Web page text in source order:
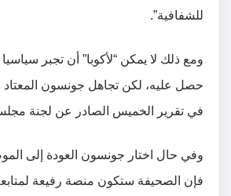
للشفافية”.
ومع ذلك لا يمكن “لأكوبا” أن تجبر
حصل عليه، لكن تجاهل جونسون المعتاد
في تقرير الخميس الصادر عن لجنة
وفي حال اختار جونسون العودة إلى
فإن الصحيفة ستكون منصة رفيعة